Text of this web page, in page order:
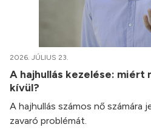
2026. JÚLIUS 23.
A hajhullás kezelése: miért
kívül?
A hajhullás számos nő számára
zavaró problémát.